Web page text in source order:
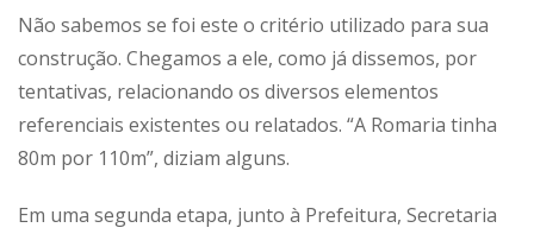
Não sabemos se foi este o critério utilizado para sua
construção. Chegamos a ele, como já dissemos, por
tentativas, relacionando os diversos elementos
referenciais existentes ou relatados. “A Romaria tinha
80m por 110m”, diziam alguns.
Em uma segunda etapa, junto à Prefeitura, Secretaria